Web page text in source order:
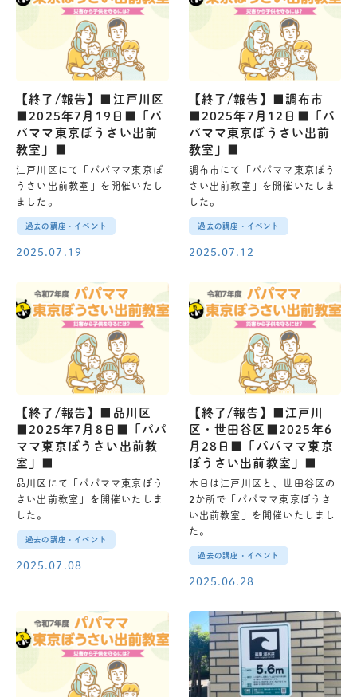
【終了/報告】■江戸川区
■2025年7月19日■「パ
パママ東京ぼうさい出前
教室」■
江戸川区にて「パパママ東京ぼ
うさい出前教室」を開催いたし
ました。
過去の講座・イベント
2025.07.19
【終了/報告】■調布市
■2025年7月12日■「パ
パママ東京ぼうさい出前
教室」■
調布市にて「パパママ東京ぼう
さい出前教室」を開催いたしま
した。
過去の講座・イベント
2025.07.12
【終了/報告】■品川区
■2025年7月8日■「パパ
ママ東京ぼうさい出前教
室」■
品川区にて「パパママ東京ぼう
さい出前教室」を開催いたしま
した。
過去の講座・イベント
2025.07.08
【終了/報告】■江戸川
区・世田谷区■2025年6
月28日■「パパママ東京
ぼうさい出前教室」■
本日は江戸川区と、世田谷区の
2か所で「パパママ東京ぼうさ
い出前教室」を開催いたしまし
た。
過去の講座・イベント
2025.06.28